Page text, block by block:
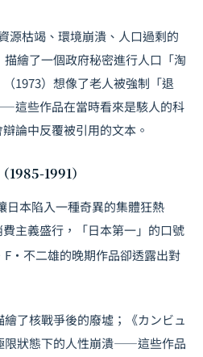
源枯竭、環境崩潰、人口過剩的
繪了一個政府秘密進行人口「淘
1973）想像了老人被強制「退
這些作品在當時看來是駭人的科
辯論中反覆被引用的文本。
1991）
日本陷入一種奇異的集體狂熱
主義盛行，「日本第一」的口號
不二雄的晚期作品卻透露出對
了核戰爭後的廢墟；《カンビュ
限狀態下的人性崩潰——這些作品